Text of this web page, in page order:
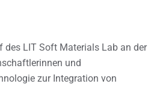
des LIT Soft Materials Lab an der
und
zur Integration von